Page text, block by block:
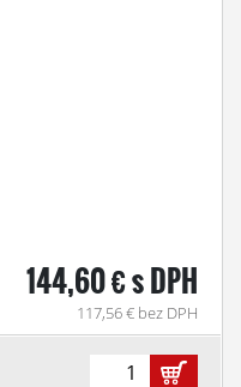
144,60 € s DPH
117,56 € bez DPH